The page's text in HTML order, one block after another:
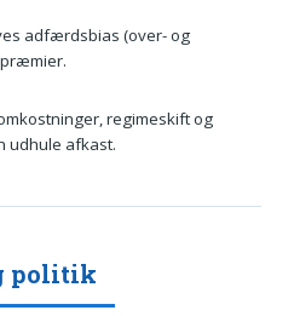
adfærdsbias (over- og
regimeskift og
udhule afkast.
politik